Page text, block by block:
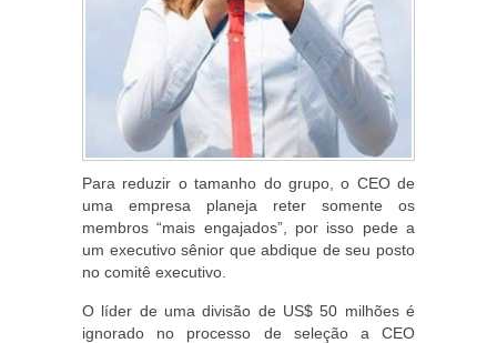
Para reduzir o tamanho do grupo, o CEO de
uma empresa planeja reter somente os
membros “mais engajados”, por isso pede a
um executivo sênior que abdique de seu posto
no comitê executivo.
O líder de uma divisão de US$ 50 milhões é
ignorado no processo de seleção a CEO